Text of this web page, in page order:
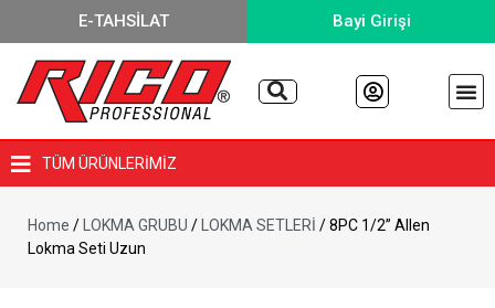
E-TAHSİLAT Bayi Girişi
TÜM ÜRÜNLERİMİZ
Home / LOKMA GRUBU / LOKMA SETLERİ / 8PC 1/2” Allen
Lokma Seti Uzun